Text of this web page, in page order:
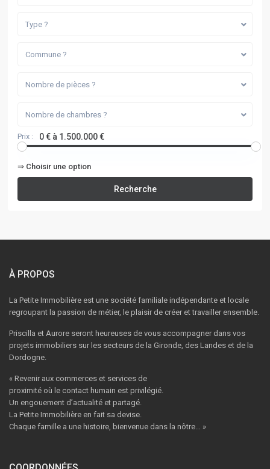
Type ?
Commune ?
Nombre de pièces ?
Nombre de chambres ?
Prix : 0 € à 1.500.000 €
⇒ Choisir une option
Recherche
À PROPOS
La Petite Immobilière est une société familiale indépendante et locale
regroupant la passion de métier, le plaisir de créer et travailler ensemble.
Priscilla et Aurore seront heureuses de vous accompagner dans vos
projets immobiliers sur les secteurs de la Gironde, des Landes et de la
Dordogne.
« Revenir aux commerces et services de
proximité où le contact humain est privilégié.
Un engouement d’actualité et partagé.
La Petite Immobilière en fait sa devise.
Chaque famille a une histoire, bienvenue dans la nôtre… »